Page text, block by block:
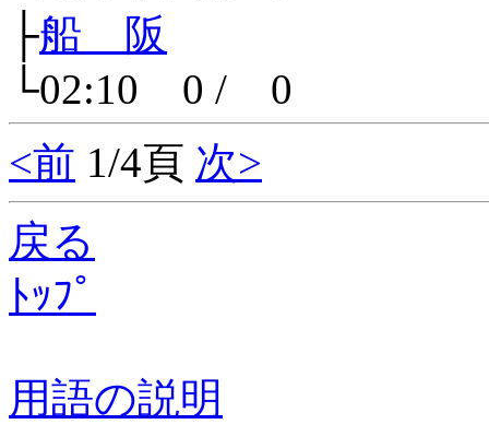
├船 阪
└02:10 0 / 0
<前 1/4頁 次>
戻る
ﾄｯﾌﾟ
用語の説明